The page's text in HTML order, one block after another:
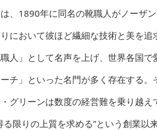
、1890年に同名の靴職人がノーザ
において彼ほど繊細な技術と美を
人」として名声を上げ、世界各国
チ」といった名門が多く存在する
グリーンは数度の経営難を乗り越
る限りの上質を求める”という創業